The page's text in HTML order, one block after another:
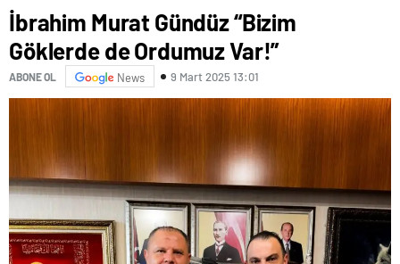
İbrahim Murat Gündüz “Bizim
Göklerde de Ordumuz Var!”
ABONE OL News 9 Mart 2025 13:01